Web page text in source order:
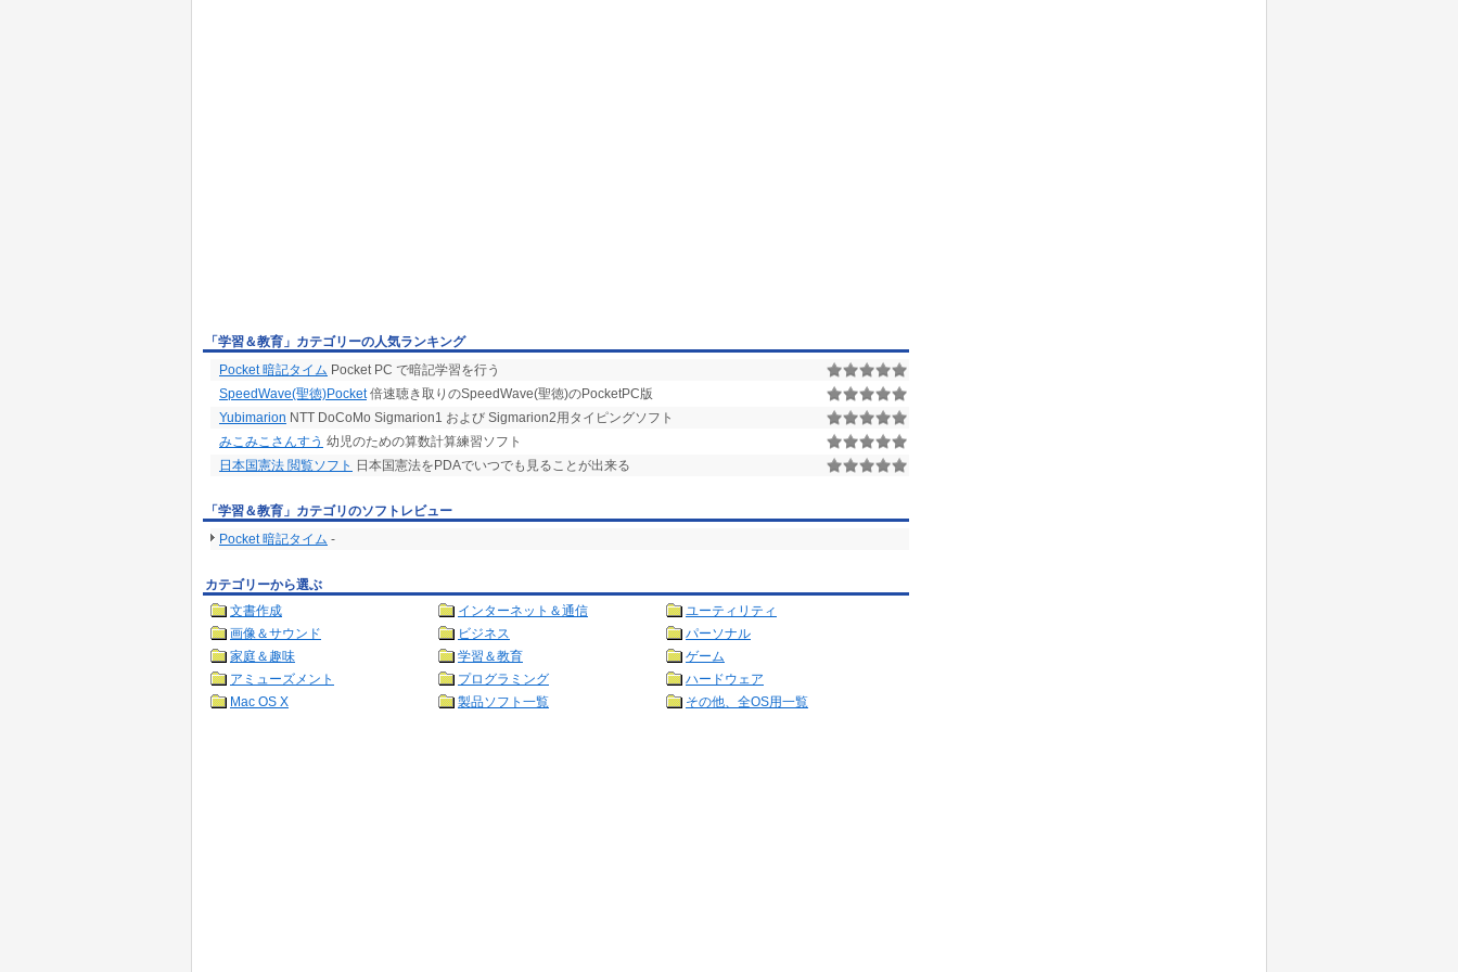
「学習＆教育」カテゴリーの人気ランキング
Pocket 暗記タイム Pocket PC で暗記学習を行う
SpeedWave(聖徳)Pocket倍速聴き取りのSpeedWave(聖徳)のPocketPC版
Yubimarion NTT DoCoMo Sigmarion1 および Sigmarion2用タイピングソフト
みこみこさんすう 幼児のための算数計算練習ソフト
日本国憲法 閲覧ソフト 日本国憲法をPDAでいつでも見ることが出来る
「学習＆教育」カテゴリのソフトレビュー
Pocket 暗記タイム -
カテゴリーから選ぶ
文書作成
インターネット＆通信
ユーティリティ
画像＆サウンド
ビジネス
パーソナル
家庭＆趣味
学習＆教育
ゲーム
アミューズメント
プログラミング
ハードウェア
Mac OS X
製品ソフト一覧 その他、全OS用一覧